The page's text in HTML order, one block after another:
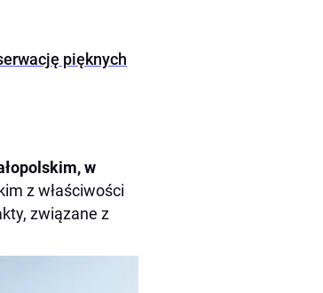
pięknych
w
z właściwości
związane z